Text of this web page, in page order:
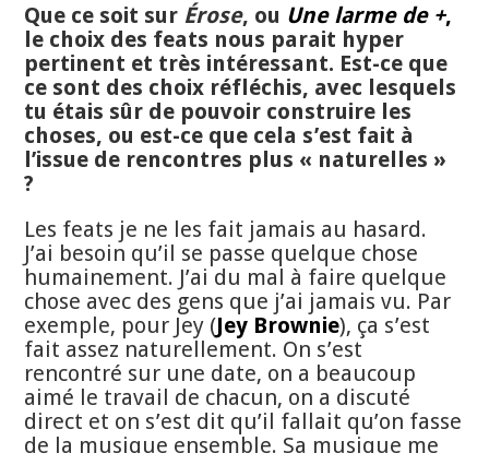
Que ce soit sur Érose, ou Une larme de +,
le choix des feats nous parait hyper
pertinent et très intéressant. Est-ce que
ce sont des choix réfléchis, avec lesquels
tu étais sûr de pouvoir construire les
choses, ou est-ce que cela s’est fait à
l’issue de rencontres plus « naturelles »
?
Les feats je ne les fait jamais au hasard.
J’ai besoin qu’il se passe quelque chose
humainement. J’ai du mal à faire quelque
chose avec des gens que j’ai jamais vu. Par
exemple, pour Jey (Jey Brownie), ça s’est
fait assez naturellement. On s’est
rencontré sur une date, on a beaucoup
aimé le travail de chacun, on a discuté
direct et on s’est dit qu’il fallait qu’on fasse
de la musique ensemble. Sa musique me